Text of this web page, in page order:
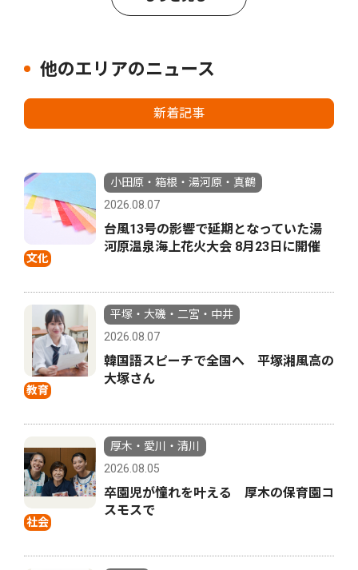
他のエリアのニュース
新着記事
文化
小田原・箱根・湯河原・真鶴
2026.08.07
台風13号の影響で延期となっていた湯
河原温泉海上花火大会 8月23日に開催
教育
平塚・大磯・二宮・中井
2026.08.07
韓国語スピーチで全国へ 平塚湘風高の
大塚さん
社会
厚木・愛川・清川
2026.08.05
卒園児が憧れを叶える 厚木の保育園コ
スモスで